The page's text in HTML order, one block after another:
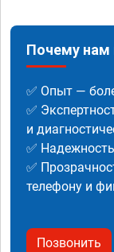
Почему нам
✅ Опыт —
✅
и
✅
✅
телефону и
Позвонить